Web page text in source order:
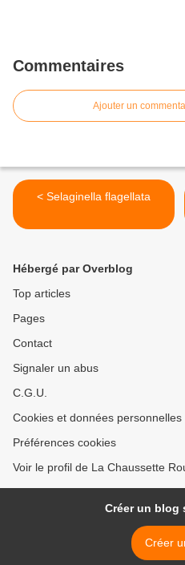
Commentaires
Ajouter un
< Selaginella flagellata
Hébergé par Overblog
Top articles
Pages
Contact
Signaler un abus
C.G.U.
Cookies et données personnelles
Préférences cookies
Voir le profil de La Chaussette
Créer un blog
Créer